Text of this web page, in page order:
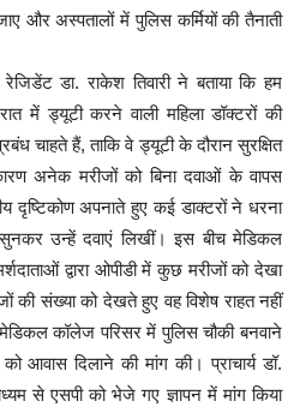
और अस्पतालों में पुलिस कर्मियों की तैनाती
डा. राकेश तिवारी ने बताया कि हम
में ड्यूटी करने वाली महिला डॉक्टरों की
चाहते हैं, ताकि वे ड्यूटी के दौरान सुरक्षित
अनेक मरीजों को बिना दवाओं के वापस
दृष्टिकोण अपनाते हुए कई डाक्टरों ने धरना
उन्हें दवाएं लिखीं। इस बीच मेडिकल
द्वारा ओपीडी में कुछ मरीजों को देखा
की संख्या को देखते हुए वह विशेष राहत नहीं
कॉलेज परिसर में पुलिस चौकी बनवाने
आवास दिलाने की मांग की। प्राचार्य डॉ.
से एसपी को भेजे गए ज्ञापन में मांग किया